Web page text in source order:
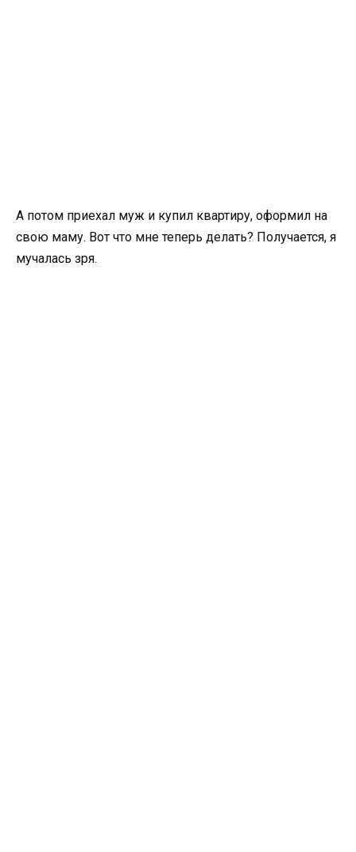
А потом приехал муж и купил квартиру, оформил на
свою маму. Вот что мне теперь делать? Получается, я
мучалась зря.